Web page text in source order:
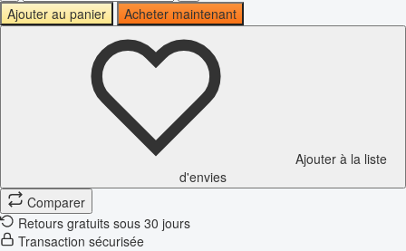
Ajouter au panier
Acheter maintenant
Ajouter à la liste
d'envies
Comparer
Retours gratuits sous 30 jours
Transaction sécurisée